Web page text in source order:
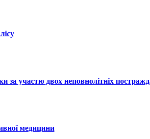
за участю двох неповнолітніх
медицини